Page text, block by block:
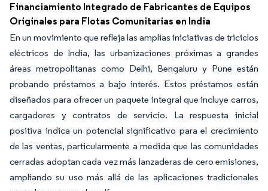
Financiamiento Integrado de Fabricantes de Equipos
Originales para Flotas Comunitarias en India
En un movimiento que refleja las amplias iniciativas de triciclos
eléctricos de India, las urbanizaciones próximas a grandes
áreas metropolitanas como Delhi, Bengaluru y Pune están
probando préstamos a bajo interés. Estos préstamos están
diseñados para ofrecer un paquete integral que incluye carros,
cargadores y contratos de servicio. La respuesta inicial
positiva indica un potencial significativo para el crecimiento
de las ventas, particularmente a medida que las comunidades
cerradas adoptan cada vez más lanzaderas de cero emisiones,
ampliando su uso más allá de las aplicaciones tradicionales